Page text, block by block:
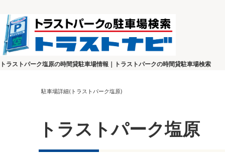
トラストパーク塩原の時間貸駐車場情報｜トラストパークの時間貸駐車場検索
駐車場詳細(トラストパーク塩原)
トラストパーク塩原